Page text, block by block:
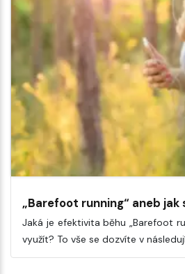
„Barefoot running“ aneb
Jaká je efektivita běhu „Barefoot
využít? To vše se dozvíte v